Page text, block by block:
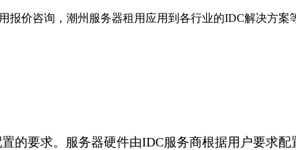
价咨询，潮州服务器租用应用到各行业的IDC解决方案
要求。服务器硬件由IDC服务商根据用户要求配